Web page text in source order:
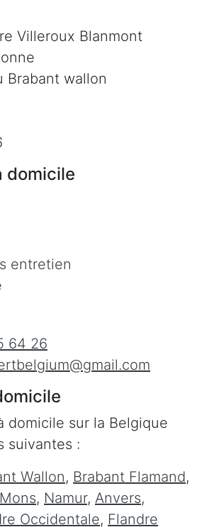
Villeroux Blanmont
Brabant wallon
domicile
entretien
64 26
domicile sur la Belgique
suivantes :
Wallon, Brabant Flamand,
Mons, Namur, Anvers,
Occidentale, Flandre